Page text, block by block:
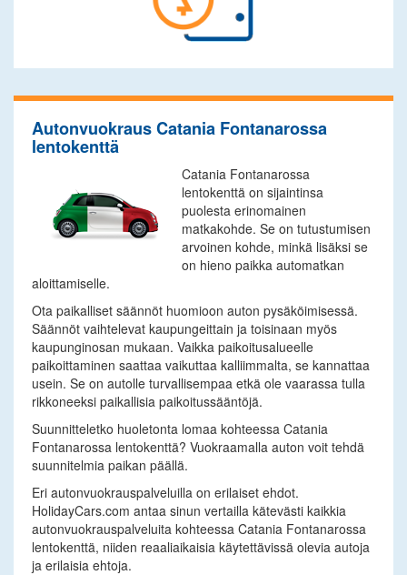
Autonvuokraus Catania Fontanarossa
lentokenttä
Catania Fontanarossa
lentokenttä on sijaintinsa
puolesta erinomainen
matkakohde. Se on tutustumisen
arvoinen kohde, minkä lisäksi se
on hieno paikka automatkan
aloittamiselle.
Ota paikalliset säännöt huomioon auton pysäköimisessä.
Säännöt vaihtelevat kaupungeittain ja toisinaan myös
kaupunginosan mukaan. Vaikka paikoitusalueelle
paikoittaminen saattaa vaikuttaa kalliimmalta, se kannattaa
usein. Se on autolle turvallisempaa etkä ole vaarassa tulla
rikkoneeksi paikallisia paikoitussääntöjä.
Suunnitteletko huoletonta lomaa kohteessa Catania
Fontanarossa lentokenttä? Vuokraamalla auton voit tehdä
suunnitelmia paikan päällä.
Eri autonvuokrauspalveluilla on erilaiset ehdot.
HolidayCars.com antaa sinun vertailla kätevästi kaikkia
autonvuokrauspalveluita kohteessa Catania Fontanarossa
lentokenttä, niiden reaaliaikaisia käytettävissä olevia autoja
ja erilaisia ehtoja.